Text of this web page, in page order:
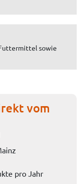
Futtermittel sowie
vom
pro Jahr